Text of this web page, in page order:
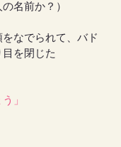
名前か？）
なでられて、バド
を閉じた
」